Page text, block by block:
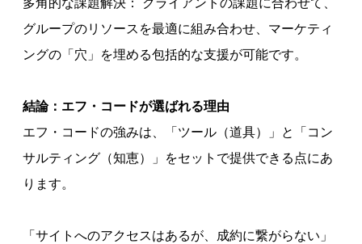
グループのリソースを最適に組み合わせ、マーケティ
ングの「穴」を埋める包括的な支援が可能です。
結論：エフ・コードが選ばれる理由
エフ・コードの強みは、「ツール（道具）」と「コン
サルティング（知恵）」をセットで提供できる点にあ
ります。
「サイトへのアクセスはあるが、成約に繋がらない」